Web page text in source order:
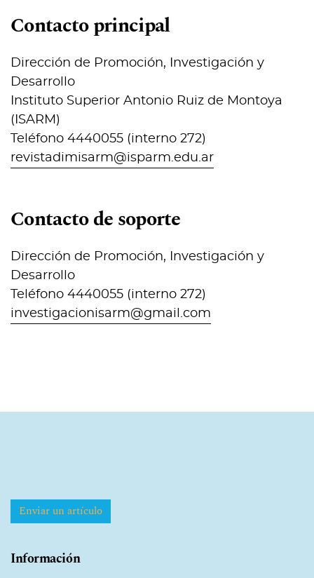
Contacto principal
Dirección de Promoción, Investigación y
Desarrollo
Instituto Superior Antonio Ruiz de Montoya
(ISARM)
Teléfono 4440055 (interno 272)
revistadimisarm@isparm.edu.ar
Contacto de soporte
Dirección de Promoción, Investigación y
Desarrollo
Teléfono 4440055 (interno 272)
investigacionisarm@gmail.com
Enviar un artículo
Información